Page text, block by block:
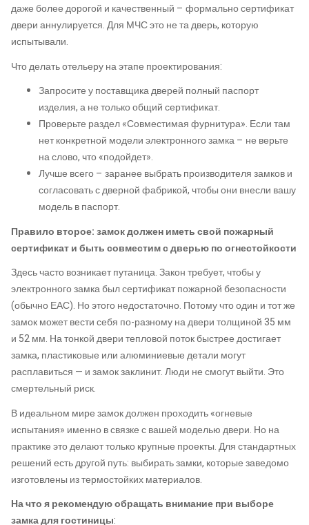
даже более дорогой и качественный – формально сертификат
двери аннулируется. Для МЧС это не та дверь, которую
испытывали.
Что делать отельеру на этапе проектирования:
Запросите у поставщика дверей полный паспорт
изделия, а не только общий сертификат.
Проверьте раздел «Совместимая фурнитура». Если там
нет конкретной модели электронного замка – не верьте
на слово, что «подойдет».
Лучше всего – заранее выбрать производителя замков и
согласовать с дверной фабрикой, чтобы они внесли вашу
модель в паспорт.
Правило второе: замок должен иметь свой пожарный
сертификат и быть совместим с дверью по огнестойкости
Здесь часто возникает путаница. Закон требует, чтобы у
электронного замка был сертификат пожарной безопасности
(обычно ЕАС). Но этого недостаточно. Потому что один и тот же
замок может вести себя по-разному на двери толщиной 35 мм
и 52 мм. На тонкой двери тепловой поток быстрее достигает
замка, пластиковые или алюминиевые детали могут
расплавиться — и замок заклинит. Люди не смогут выйти. Это
смертельный риск.
В идеальном мире замок должен проходить «огневые
испытания» именно в связке с вашей моделью двери. Но на
практике это делают только крупные проекты. Для стандартных
решений есть другой путь: выбирать замки, которые заведомо
изготовлены из термостойких материалов.
На что я рекомендую обращать внимание при выборе
замка для гостиницы: